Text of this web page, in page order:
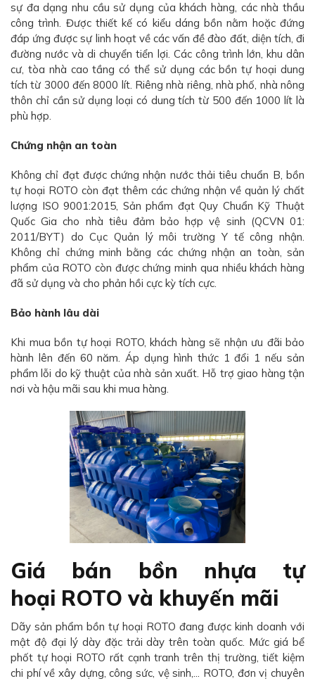
sự đa dạng nhu cầu sử dụng của khách hàng, các nhà thầu
công trình. Được thiết kế có kiểu dáng bồn nằm hoặc đứng
đáp ứng được sự linh hoạt về các vấn đề đào đất, diện tích, đi
đường nước và di chuyển tiển lợi. Các công trình lớn, khu dân
cư, tòa nhà cao tầng có thể sử dụng các bồn tự hoại dung
tích từ 3000 đến 8000 lít. Riêng nhà riêng, nhà phố, nhà nông
thôn chỉ cần sử dụng loại có dung tích từ 500 đến 1000 lít là
phù hợp.
Chứng nhận an toàn
Không chỉ đạt được chứng nhận nước thải tiêu chuẩn B, bồn
tự hoại ROTO còn đạt thêm các chứng nhận về quản lý chất
lượng ISO 9001:2015, Sản phẩm đạt Quy Chuẩn Kỹ Thuật
Quốc Gia cho nhà tiêu đảm bảo hợp vệ sinh (QCVN 01:
2011/BYT) do Cục Quản lý môi trường Y tế công nhận.
Không chỉ chứng minh bằng các chứng nhận an toàn, sản
phẩm của ROTO còn được chứng minh qua nhiều khách hàng
đã sử dụng và cho phản hồi cực kỳ tích cực.
Bảo hành lâu dài
Khi mua bồn tự hoại ROTO, khách hàng sẽ nhận ưu đãi bảo
hành lên đến 60 năm. Áp dụng hình thức 1 đổi 1 nếu sản
phẩm lỗi do kỹ thuật của nhà sản xuất. Hỗ trợ giao hàng tận
nơi và hậu mãi sau khi mua hàng.
Giá bán bồn nhựa tự
hoại ROTO và khuyến mãi
Dãy sản phẩm bồn tự hoại ROTO đang được kinh doanh với
mật độ đại lý dày đặc trải dày trên toàn quốc. Mức giá bể
phốt tự hoại ROTO rất cạnh tranh trên thị trường, tiết kiệm
chi phí về xây dựng, công sức, vệ sinh,... ROTO, đơn vị chuyên